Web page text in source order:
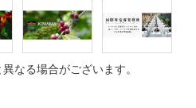
なる場合がございます。